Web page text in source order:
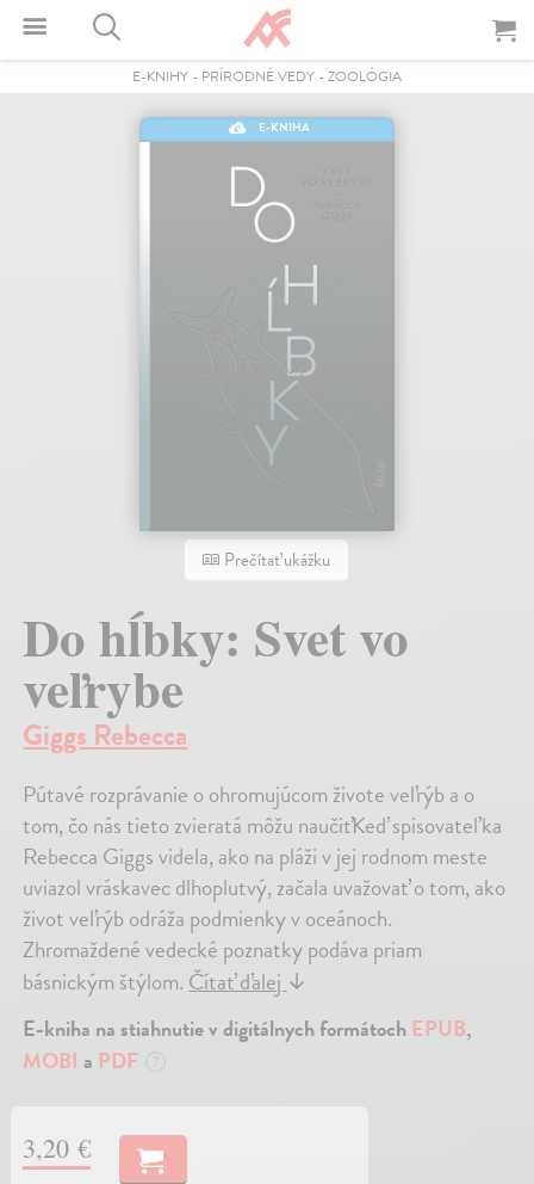
E-KNIHY - PRÍRODNÉ VEDY - ZOOLÓGIA
E-KNIHA
Prečítať ukážku
Do hĺbky: Svet vo
veľrybe
Giggs Rebecca
Pútavé rozprávanie o ohromujúcom živote veľrýb a o
tom, čo nás tieto zvieratá môžu naučiťKeď spisovateľka
Rebecca Giggs videla, ako na pláži v jej rodnom meste
uviazol vráskavec dlhoplutvý, začala uvažovať o tom, ako
život veľrýb odráža podmienky v oceánoch.
Zhromaždené vedecké poznatky podáva priam
básnickým štýlom. Čítať ďalej ↓
E-kniha na stiahnutie v digitálnych formátoch EPUB,
MOBI a PDF ?
3,20 €